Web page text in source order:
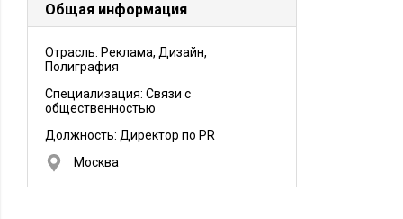
Общая информация
Отрасль: Реклама, Дизайн,
Полиграфия
Специализация: Связи с
общественностью
Должность: Директор по PR
Москва